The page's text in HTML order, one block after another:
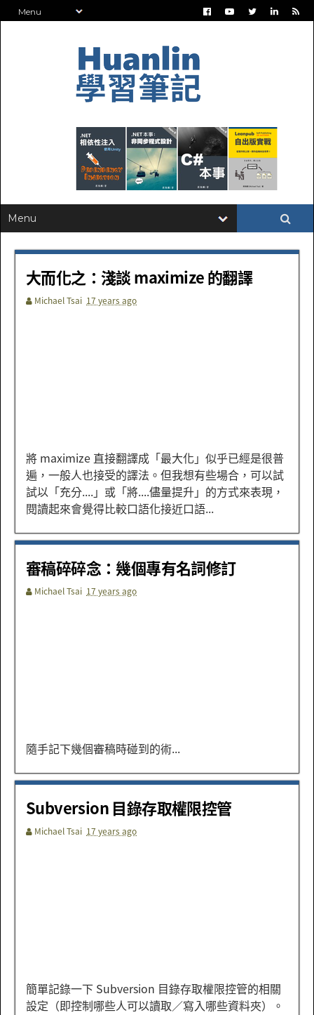
大而化之：淺談 maximize 的翻譯
Michael Tsai 17 years ago
將 maximize 直接翻譯成「最大化」似乎已經是很普
遍，一般人也接受的譯法。但我想有些場合，可以試
試以「充分....」或「將....儘量提升」的方式來表現，
閱讀起來會覺得比較口語化接近口語...
審稿碎碎念：幾個專有名詞修訂
Michael Tsai 17 years ago
隨手記下幾個審稿時碰到的術...
Subversion 目錄存取權限控管
Michael Tsai 17 years ago
簡單記錄一下 Subversion 目錄存取權限控管的相關
設定（即控制哪些人可以讀取／寫入哪些資料夾）。